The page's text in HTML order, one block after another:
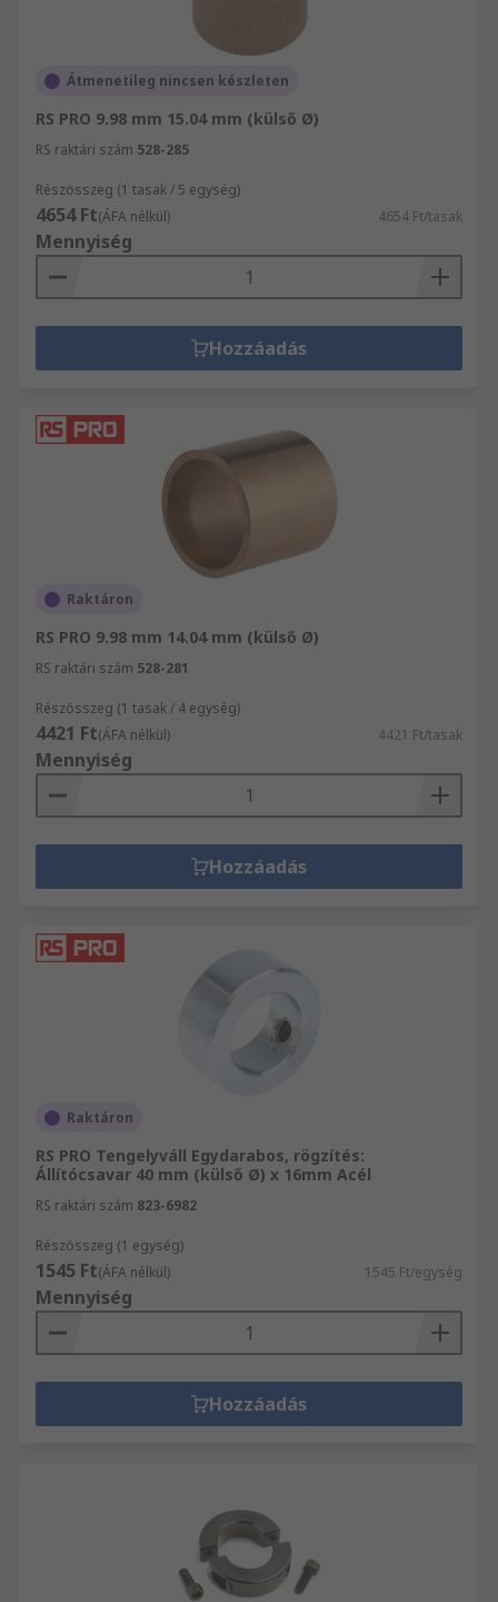
Átmenetileg nincsen készleten
RS PRO 9.98 mm 15.04 mm (külső Ø)
RS raktári szám 528-285
Részösszeg (1 tasak / 5 egység)
4654 Ft(ÁFA nélkül) 4654 Ft/tasak
Mennyiség
Hozzáadás
Raktáron
RS PRO 9.98 mm 14.04 mm (külső Ø)
RS raktári szám 528-281
Részösszeg (1 tasak / 4 egység)
4421 Ft(ÁFA nélkül) 4421 Ft/tasak
Mennyiség
Hozzáadás
Raktáron
RS PRO Tengelyváll Egydarabos, rögzítés:
Állítócsavar 40 mm (külső Ø) x 16mm Acél
RS raktári szám 823-6982
Részösszeg (1 egység)
1545 Ft(ÁFA nélkül) 1545 Ft/egység
Mennyiség
Hozzáadás